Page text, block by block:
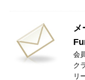
会
ク
リ